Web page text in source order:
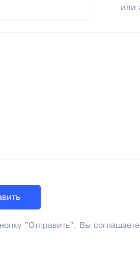
или
"Отправить", Вы